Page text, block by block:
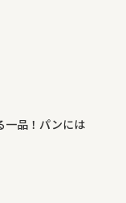
一品！パンには